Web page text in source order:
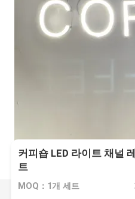
커피숍 LED 라이트 채널
트
MOQ：1개 세트